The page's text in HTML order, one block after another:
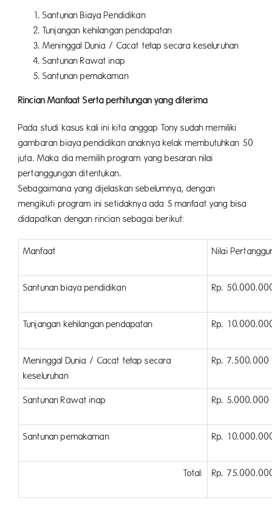
Santunan Biaya Pendidikan
Tunjangan kehilangan pendapatan
Meninggal Dunia / Cacat tetap secara keseluruhan
Santunan Rawat inap
Santunan pemakaman
Rincian Manfaat Serta perhitungan yang diterima
Pada studi kasus kali ini kita anggap Tony sudah memiliki
gambaran biaya pendidikan anaknya kelak membutuhkan 50
juta. Maka dia memilih program yang besaran nilai
pertanggungan ditentukan.
Sebagaimana yang dijelaskan sebelumnya, dengan
mengikuti program ini setidaknya ada 5 manfaat yang bisa
didapatkan dengan rincian sebagai berikut:
Manfaat Nilai
Santunan biaya pendidikan Rp.
Tunjangan kehilangan pendapatan Rp.
Meninggal Dunia / Cacat tetap secara
keseluruhan
Rp. 7.500.000
Santunan Rawat inap Rp. 5.000.000
Santunan pemakaman Rp.
Total: Rp.